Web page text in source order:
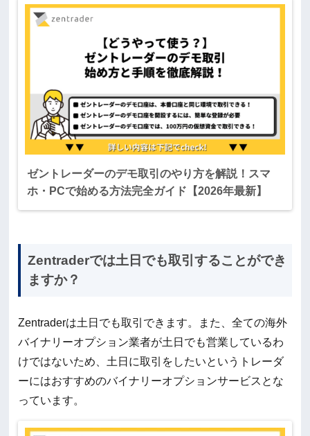
ゼントレーダーのデモ取引のやり方を解説！スマ
ホ・PCで始める方法完全ガイド【2026年最新】
Zentraderでは土日でも取引することができ
ますか？
Zentraderは土日でも取引できます。また、全ての海外
バイナリーオプション業者が土日でも営業しているわ
けではないため、土日に取引をしたいというトレーダ
ーにはおすすめのバイナリーオプションサービスとな
っています。